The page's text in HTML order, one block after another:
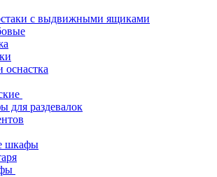
с выдвижными ящиками
для раздевалок
шкафы